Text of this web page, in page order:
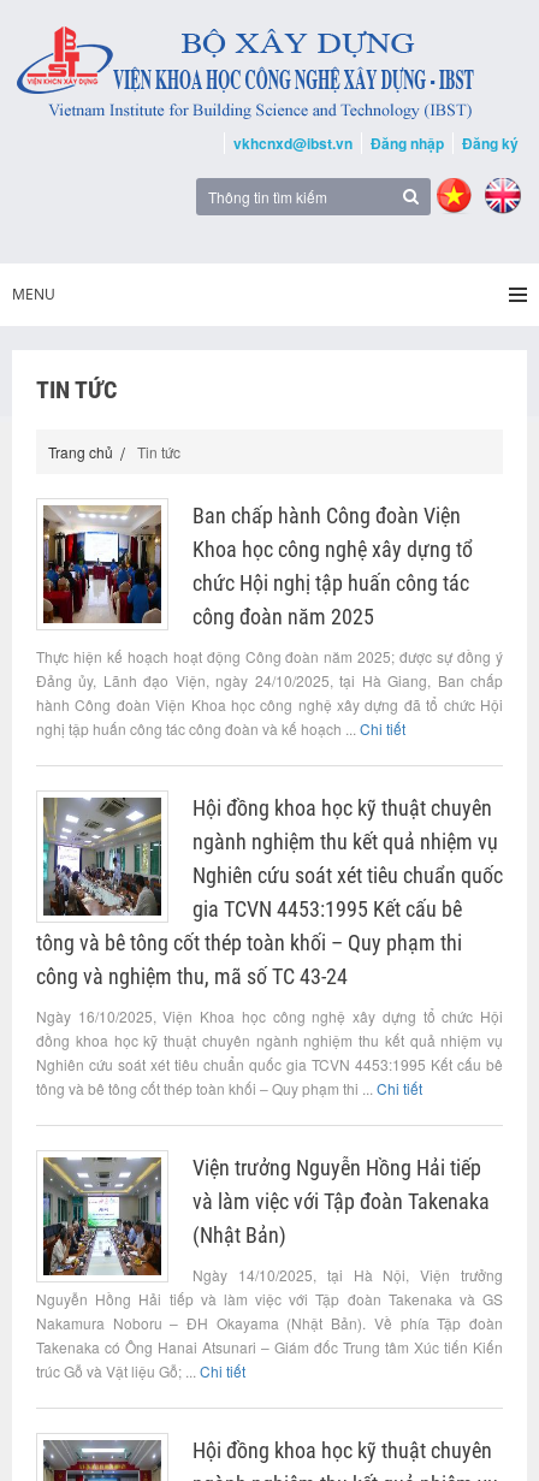
vkhcnxd@ibst.vn Đăng nhập Đăng ký
MENU
TIN TỨC
Trang chủ Tin tức
Ban chấp hành Công đoàn Viện
Khoa học công nghệ xây dựng tổ
chức Hội nghị tập huấn công tác
công đoàn năm 2025
Thực hiện kế hoạch hoạt động Công đoàn năm 2025; được sự đồng ý
Đảng ủy, Lãnh đạo Viện, ngày 24/10/2025, tại Hà Giang, Ban chấp
hành Công đoàn Viện Khoa học công nghệ xây dựng đã tổ chức Hội
nghị tập huấn công tác công đoàn và kế hoạch ... Chi tiết
Hội đồng khoa học kỹ thuật chuyên
ngành nghiệm thu kết quả nhiệm vụ
Nghiên cứu soát xét tiêu chuẩn quốc
gia TCVN 4453:1995 Kết cấu bê
tông và bê tông cốt thép toàn khối – Quy phạm thi
công và nghiệm thu, mã số TC 43-24
Ngày 16/10/2025, Viện Khoa học công nghệ xây dựng tổ chức Hội
đồng khoa học kỹ thuật chuyên ngành nghiệm thu kết quả nhiệm vụ
Nghiên cứu soát xét tiêu chuẩn quốc gia TCVN 4453:1995 Kết cấu bê
tông và bê tông cốt thép toàn khối – Quy phạm thi ... Chi tiết
Viện trưởng Nguyễn Hồng Hải tiếp
và làm việc với Tập đoàn Takenaka
(Nhật Bản)
Ngày 14/10/2025, tại Hà Nội, Viện trưởng
Nguyễn Hồng Hải tiếp và làm việc với Tập đoàn Takenaka và GS
Nakamura Noboru – ĐH Okayama (Nhật Bản). Về phía Tập đoàn
Takenaka có Ông Hanai Atsunari – Giám đốc Trung tâm Xúc tiến Kiến
trúc Gỗ và Vật liệu Gỗ; ... Chi tiết
Hội đồng khoa học kỹ thuật chuyên